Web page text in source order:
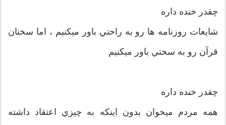
چقدر خنده داره
شايعات روزنامه ها رو به راحتي باور ميكنيم ، اما سخنان
قرآن رو به سختي باور ميكنيم
چقدر خنده داره
همه مردم ميخوان بدون اينكه به چيزي اعتقاد داشته